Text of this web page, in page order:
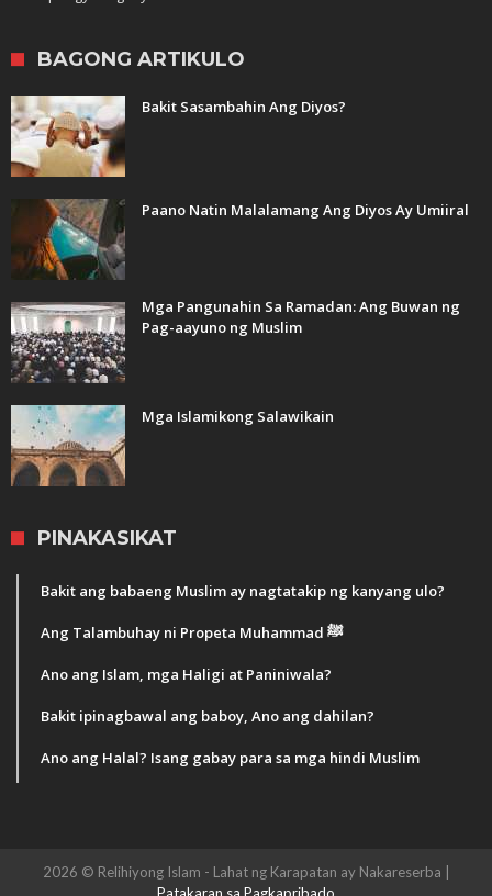
BAGONG ARTIKULO
Bakit Sasambahin Ang Diyos?
Paano Natin Malalamang Ang Diyos Ay Umiiral
Mga Pangunahin Sa Ramadan: Ang Buwan ng
Pag-aayuno ng Muslim
Mga Islamikong Salawikain
PINAKASIKAT
Bakit ang babaeng Muslim ay nagtatakip ng kanyang ulo?
Ang Talambuhay ni Propeta Muhammad ﷺ
Ano ang Islam, mga Haligi at Paniniwala?
Bakit ipinagbawal ang baboy, Ano ang dahilan?
Ano ang Halal? Isang gabay para sa mga hindi Muslim
2026 © Relihiyong Islam - Lahat ng Karapatan ay Nakareserba |